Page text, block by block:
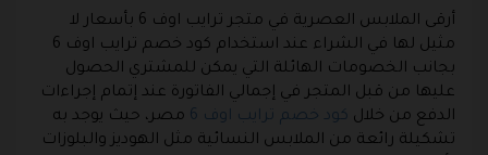
أرقى الملابس العصرية في متجر ترايب اوف 6 بأسعار لا
مثيل لها في الشراء عند استخدام كود خصم ترايب اوف 6
بجانب الخصومات الهائلة التي يمكن للمشتري الحصول
عليها من قبل المتجر في إجمالي الفاتورة عند إتمام إجراءات
الدفع من خلال كود خصم ترايب اوف 6
مصر، حيث يوجد به
تشكيلة رائعة من الملابس النسائية مثل الهوديز والبلوزات